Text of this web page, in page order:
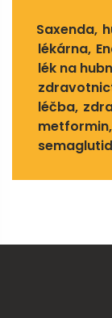
Saxenda
lékárna
lék na
léčba
metformin
semaglutid